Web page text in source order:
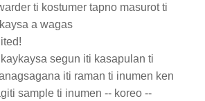
ti kostumer tapno masurot ti
a wagas
segun iti kasapulan ti
iti raman ti inumen ken
sample ti inumen -- koreo --